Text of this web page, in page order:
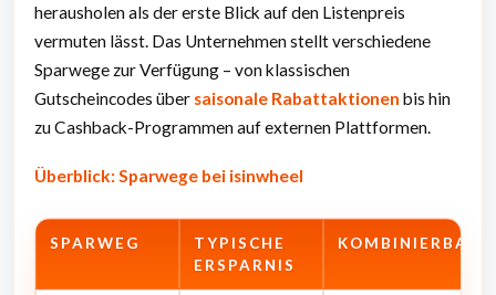
herausholen als der erste Blick auf den Listenpreis
vermuten lässt. Das Unternehmen stellt verschiedene
Sparwege zur Verfügung – von klassischen
Gutscheincodes über saisonale Rabattaktionen bis hin
zu Cashback-Programmen auf externen Plattformen.
Überblick: Sparwege bei isinwheel
SPARWEG
TYPISCHE
ERSPARNIS
KOMBINIERBAR?